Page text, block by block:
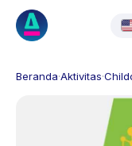
Beranda·Aktivitas·